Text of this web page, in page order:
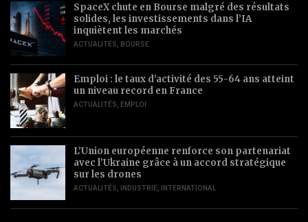
SpaceX chute en Bourse malgré des résultats
solides, les investissements dans l’IA
inquiètent les marchés
ACTUALITÉS BOURSE
Emploi : le taux d’activité des 55-64 ans atteint
un niveau record en France
ACTUALITÉS EMPLOI
L’Union européenne renforce son partenariat
avec l’Ukraine grâce à un accord stratégique
sur les drones
ACTUALITÉS INDUSTRIE INTERNATIONAL